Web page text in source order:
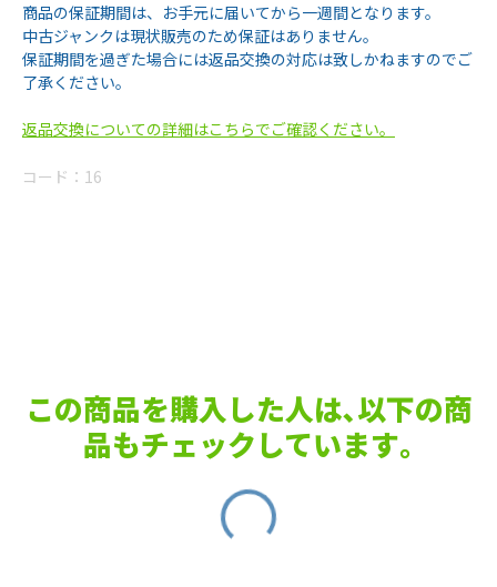
商品の保証期間は、お手元に届いてから一週間となります。
中古ジャンクは現状販売のため保証はありません。
保証期間を過ぎた場合には返品交換の対応は致しかねますのでご
了承ください。
返品交換についての詳細はこちらでご確認ください。
コード： 16
この商品を購入した人は､以下の商
品もチェックしています｡